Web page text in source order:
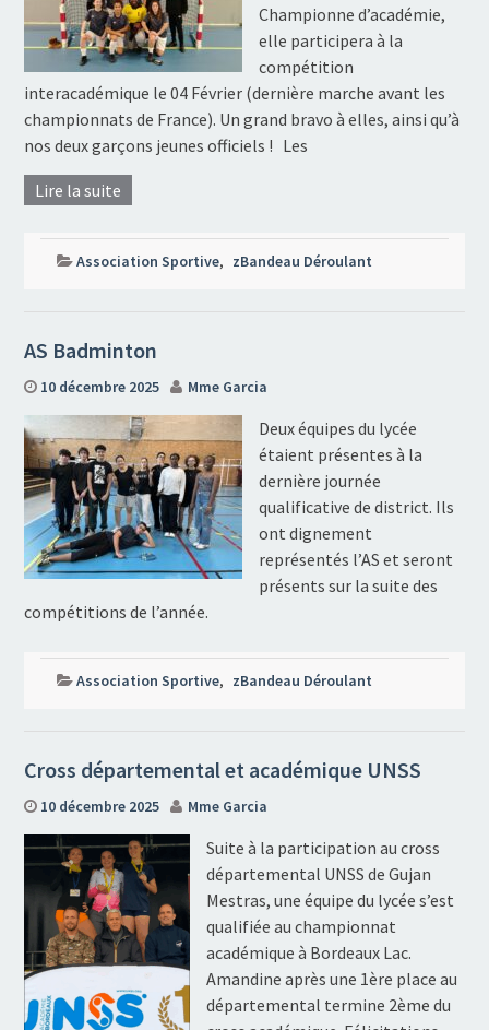
Championne d’académie,
elle participera à la
compétition
interacadémique le 04 Février (dernière marche avant les
championnats de France). Un grand bravo à elles, ainsi qu’à
nos deux garçons jeunes officiels ! Les
Lire la suite
Association Sportive, zBandeau Déroulant
AS Badminton
10 décembre 2025 Mme Garcia
Deux équipes du lycée
étaient présentes à la
dernière journée
qualificative de district. Ils
ont dignement
représentés l’AS et seront
présents sur la suite des
compétitions de l’année.
Association Sportive, zBandeau Déroulant
Cross départemental et académique UNSS
10 décembre 2025 Mme Garcia
Suite à la participation au cross
départemental UNSS de Gujan
Mestras, une équipe du lycée s’est
qualifiée au championnat
académique à Bordeaux Lac.
Amandine après une 1ère place au
départemental termine 2ème du